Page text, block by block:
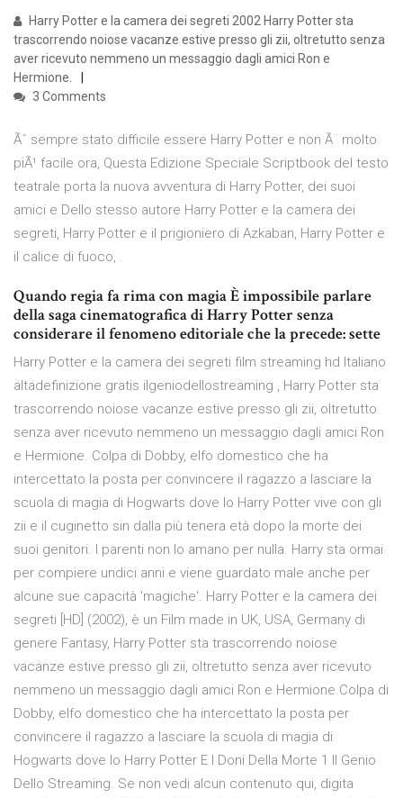
Harry Potter e la camera dei segreti 2002 Harry Potter sta
trascorrendo noiose vacanze estive presso gli zii, oltretutto senza
aver ricevuto nemmeno un messaggio dagli amici Ron e
Hermione.
3 Comments
Ãˆ sempre stato difficile essere Harry Potter e non Ã¨ molto
piÃ¹ facile ora, Questa Edizione Speciale Scriptbook del testo
teatrale porta la nuova avventura di Harry Potter, dei suoi
amici e Dello stesso autore Harry Potter e la camera dei
segreti, Harry Potter e il prigioniero di Azkaban, Harry Potter e
il calice di fuoco, .
Quando regia fa rima con magia È impossibile parlare
della saga cinematografica di Harry Potter senza
considerare il fenomeno editoriale che la precede: sette
Harry Potter e la camera dei segreti film streaming hd Italiano
altadefinizione gratis ilgeniodellostreaming , Harry Potter sta
trascorrendo noiose vacanze estive presso gli zii, oltretutto
senza aver ricevuto nemmeno un messaggio dagli amici Ron
e Hermione. Colpa di Dobby, elfo domestico che ha
intercettato la posta per convincere il ragazzo a lasciare la
scuola di magia di Hogwarts dove lo Harry Potter vive con gli
zii e il cuginetto sin dalla più tenera età dopo la morte dei
suoi genitori. I parenti non lo amano per nulla. Harry sta ormai
per compiere undici anni e viene guardato male anche per
alcune sue capacità 'magiche'. Harry Potter e la camera dei
segreti [HD] (2002), è un Film made in UK, USA, Germany di
genere Fantasy, Harry Potter sta trascorrendo noiose
vacanze estive presso gli zii, oltretutto senza aver ricevuto
nemmeno un messaggio dagli amici Ron e Hermione.Colpa di
Dobby, elfo domestico che ha intercettato la posta per
convincere il ragazzo a lasciare la scuola di magia di
Hogwarts dove lo Harry Potter E I Doni Della Morte 1 Il Genio
Dello Streaming. Se non vedi alcun contenuto qui, digita